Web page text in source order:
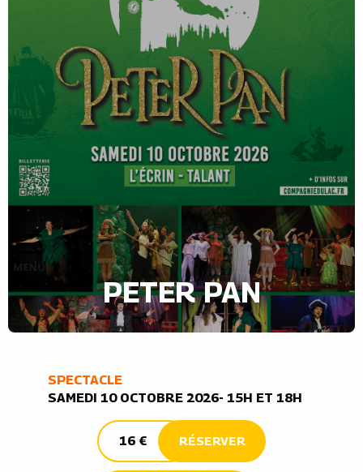
PETER PAN
SPECTACLE
SAMEDI 10 OCTOBRE 2026- 15H ET 18H
16 € RÉSERVER